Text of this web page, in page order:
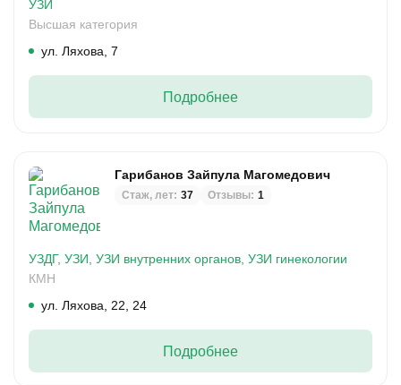
УЗИ
Высшая категория
ул. Ляхова, 7
Подробнее
Гарибанов Зайпула Магомедович
Стаж, лет: 37 Отзывы: 1
УЗДГ, УЗИ, УЗИ внутренних органов, УЗИ гинекологии
КМН
ул. Ляхова, 22, 24
Подробнее